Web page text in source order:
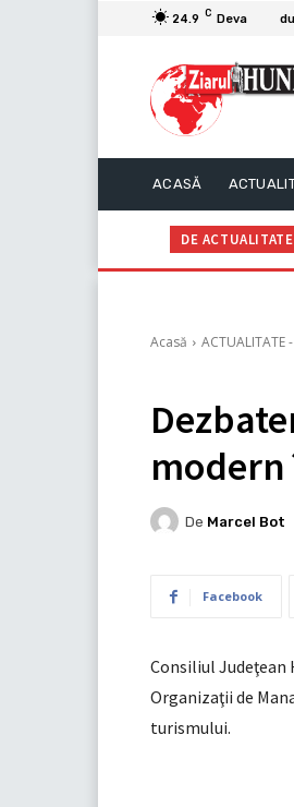
24.9 C Deva
ACASĂ
DE ACTUALITATE
Acasă ACTUALITATE
De Marcel Bot
Facebook
Consiliul
Organizaţii de
turismului.